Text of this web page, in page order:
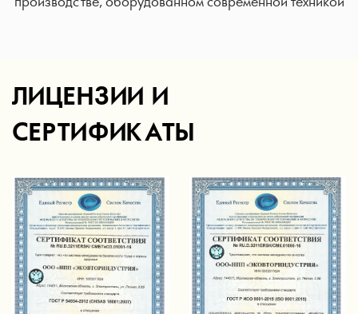
ЛИЦЕНЗИИ И
СЕРТИФИКАТЫ